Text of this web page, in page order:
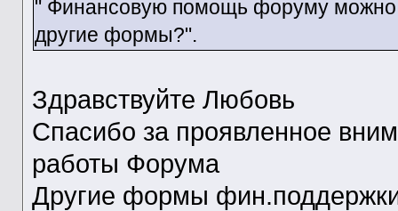
" Финансовую помощь форуму можно
другие формы?".
Здравствуйте Любовь
Спасибо за проявленное
работы Форума
Другие формы